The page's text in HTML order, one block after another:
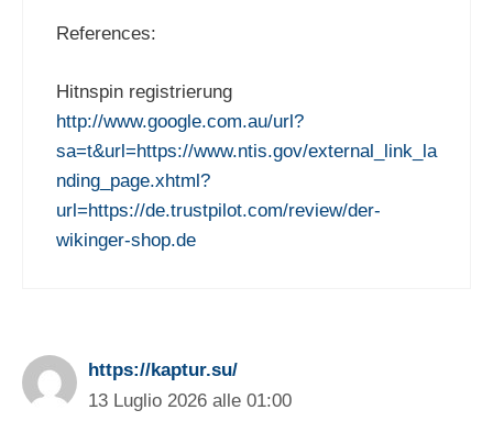
References:
Hitnspin registrierung
http://www.google.com.au/url?
sa=t&url=https://www.ntis.gov/external_link_la
nding_page.xhtml?
url=https://de.trustpilot.com/review/der-
wikinger-shop.de
https://kaptur.su/
13 Luglio 2026 alle 01:00